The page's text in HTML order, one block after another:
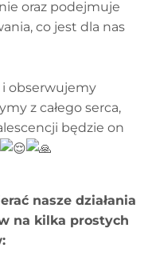
oraz podejmuje
co jest dla nas
i obserwujemy
z całego serca,
będzie on
nasze działania
na kilka prostych